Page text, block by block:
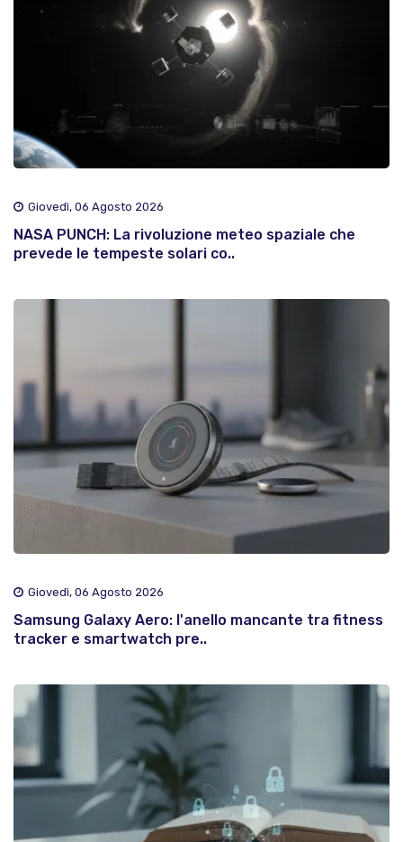
Giovedì, 06 Agosto 2026
NASA PUNCH: La rivoluzione meteo spaziale che
prevede le tempeste solari co..
Giovedì, 06 Agosto 2026
Samsung Galaxy Aero: l'anello mancante tra fitness
tracker e smartwatch pre..